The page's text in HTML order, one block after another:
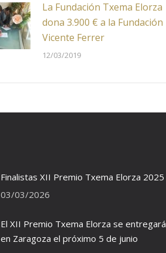
La Fundación Txema Elorza
dona 3.900 € a la Fundación
Vicente Ferrer
12/03/2019
Finalistas XII Premio Txema Elorza 2025
03/03/2026
El XII Premio Txema Elorza se entregará
en Zaragoza el próximo 5 de junio